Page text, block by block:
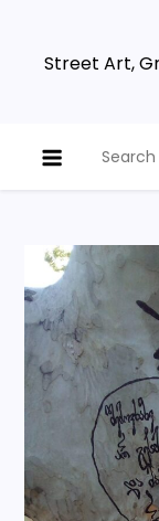
contentStreet Art,
for: